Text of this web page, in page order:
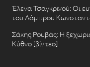
Έλενα Τσαγκρινού: Οι
του Λάμπρου
Σάκης Ρουβάς: Η
Κύθνο [βίντεο]